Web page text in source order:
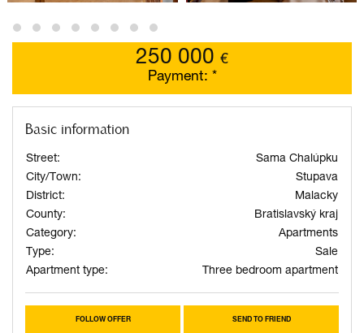
250 000 €
Payment: *
Basic information
Street:
Sama Chalúpku
City/Town:
Stupava
District:
Malacky
County:
Bratislavský kraj
Category:
Apartments
Type:
Sale
Apartment type:
Three bedroom apartment
FOLLOW OFFER SEND TO FRIEND